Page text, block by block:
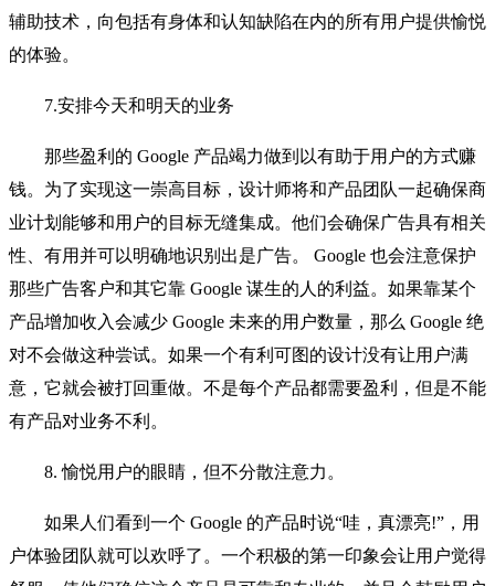
辅助技术，向包括有身体和认知缺陷在内的所有用户提供愉悦
的体验。
7.安排今天和明天的业务
那些盈利的 Google 产品竭力做到以有助于用户的方式赚
钱。为了实现这一崇高目标，设计师将和产品团队一起确保商
业计划能够和用户的目标无缝集成。他们会确保广告具有相关
性、有用并可以明确地识别出是广告。 Google 也会注意保护
那些广告客户和其它靠 Google 谋生的人的利益。如果靠某个
产品增加收入会减少 Google 未来的用户数量，那么 Google 绝
对不会做这种尝试。如果一个有利可图的设计没有让用户满
意，它就会被打回重做。不是每个产品都需要盈利，但是不能
有产品对业务不利。
8. 愉悦用户的眼睛，但不分散注意力。
如果人们看到一个 Google 的产品时说“哇，真漂亮!”，用
户体验团队就可以欢呼了。一个积极的第一印象会让用户觉得